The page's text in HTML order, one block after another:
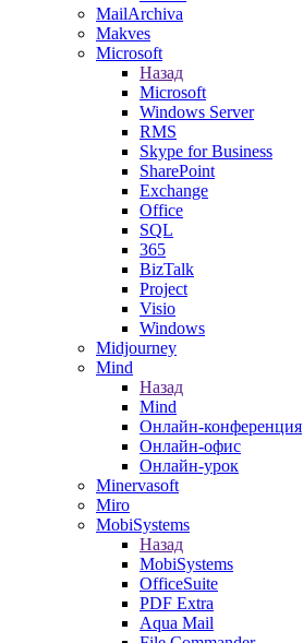
MailArchiva
Makves
Microsoft
Назад
Microsoft
Windows Server
RMS
Skype for Business
SharePoint
Exchange
Office
SQL
365
BizTalk
Project
Visio
Windows
Midjourney
Mind
Назад
Mind
Онлайн-конференция
Онлайн-офис
Онлайн-урок
Minervasoft
Miro
MobiSystems
Назад
MobiSystems
OfficeSuite
PDF Extra
Aqua Mail